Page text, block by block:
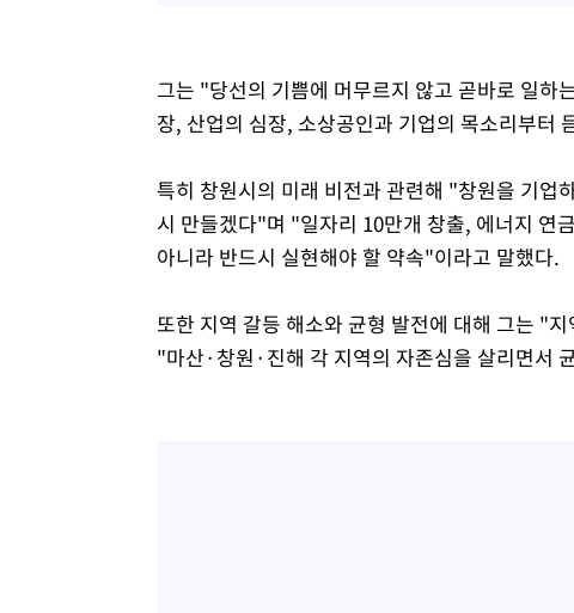
그는 "당선의 기쁨에 머무르지 않고 곧바로 일하
장, 산업의 심장, 소상공인과 기업의 목소리부터
특히 창원시의 미래 비전과 관련해 "창원을 기업
시 만들겠다"며 "일자리 10만개 창출, 에너지 연
아니라 반드시 실현해야 할 약속"이라고 말했다.
또한 지역 갈등 해소와 균형 발전에 대해 그는 "
"마산·창원·진해 각 지역의 자존심을 살리면서